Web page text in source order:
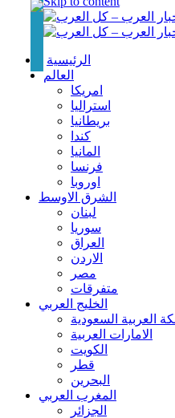
الرئيسية
العالم
امريكا
استراليا
بريطانيا
كندا
المانيا
فرنسا
اوروبا
الشرق الاوسط
لبنان
سوريا
العراق
الاردن
مصر
متفرقات
الخليج العربي
العربية السعودية
الامارات العربية
الكويت
قطر
البحرين
المغرب العربي
الجزائر